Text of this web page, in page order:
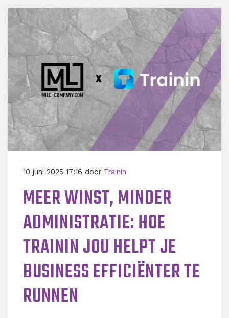
10 juni 2025 17:16 door Trainin
MEER WINST, MINDER
ADMINISTRATIE: HOE
TRAININ JOU HELPT JE
BUSINESS EFFICIËNTER TE
RUNNEN